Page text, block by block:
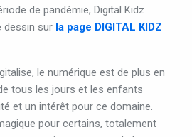
de pandémie, Digital Kidz
dessin sur la page DIGITAL KIDZ
le numérique est de plus en
tous les jours et les enfants
et un intérêt pour ce domaine.
pour certains, totalement